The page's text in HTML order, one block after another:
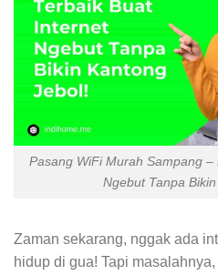
Pasang WiFi Murah Sampang
Ngebut Tanpa
Zaman sekarang, nggak ada
hidup di gua! Tapi masalahnya,